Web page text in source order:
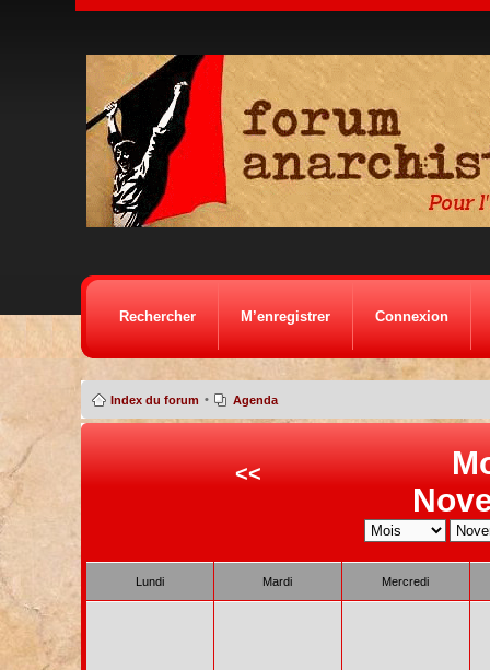
Rechercher M’enregistrer Connexion
Index du forum • Agenda
<<
Lundi Mardi Mercredi